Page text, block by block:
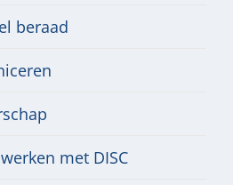
beraad
met DISC